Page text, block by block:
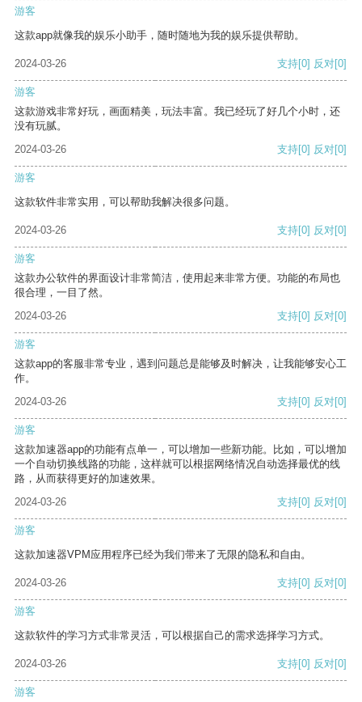
游客
这款app就像我的娱乐小助手，随时随地为我的娱乐提供帮助。
2024-03-26 支持[0] 反对[0]
游客
这款游戏非常好玩，画面精美，玩法丰富。我已经玩了好几个小时，还
没有玩腻。
2024-03-26
支持[0] 反对[0]
游客
这款软件非常实用，可以帮助我解决很多问题。
2024-03-26 支持[0] 反对[0]
游客
这款办公软件的界面设计非常简洁，使用起来非常方便。功能的布局也
很合理，一目了然。
2024-03-26
支持[0] 反对[0]
游客
这款app的客服非常专业，遇到问题总是能够及时解决，让我能够安心工
作。
2024-03-26
支持[0] 反对[0]
游客
这款加速器app的功能有点单一，可以增加一些新功能。比如，可以增加
一个自动切换线路的功能，这样就可以根据网络情况自动选择最优的线
路，从而获得更好的加速效果。
2024-03-26
支持[0] 反对[0]
游客
这款加速器VPM应用程序已经为我们带来了无限的隐私和自由。
2024-03-26 支持[0] 反对[0]
游客
这款软件的学习方式非常灵活，可以根据自己的需求选择学习方式。
2024-03-26 支持[0] 反对[0]
游客